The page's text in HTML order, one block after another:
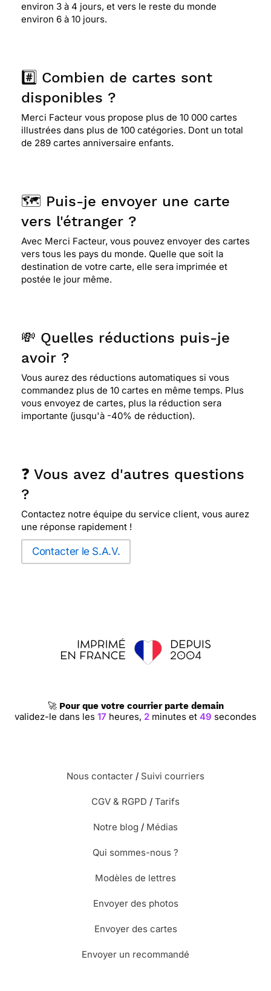
environ 3 à 4 jours, et vers le reste du monde
environ 6 à 10 jours.
#️⃣ Combien de cartes sont
disponibles ?
Merci Facteur vous propose plus de 10 000 cartes
illustrées dans plus de 100 catégories. Dont un total
de 289 cartes anniversaire enfants.
🗺️ Puis-je envoyer une carte
vers l'étranger ?
Avec Merci Facteur, vous pouvez envoyer des cartes
vers tous les pays du monde. Quelle que soit la
destination de votre carte, elle sera imprimée et
postée le jour même.
💸 Quelles réductions puis-je
avoir ?
Vous aurez des réductions automatiques si vous
commandez plus de 10 cartes en même temps. Plus
vous envoyez de cartes, plus la réduction sera
importante (jusqu'à -40% de réduction).
❓ Vous avez d'autres questions
?
Contactez notre équipe du service client, vous aurez
une réponse rapidement !
Contacter le S.A.V.
🚀 Pour que votre courrier parte demain
validez-le dans les 17 heures, 2 minutes et 49 secondes
Nous contacter / Suivi courriers
CGV & RGPD / Tarifs
Notre blog / Médias
Qui sommes-nous ?
Modèles de lettres
Envoyer des photos
Envoyer des cartes
Envoyer un recommandé